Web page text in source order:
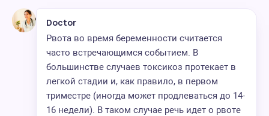
Doctor
Рвота во время беременности считается
часто встречающимся событием. В
большинстве случаев токсикоз протекает в
легкой стадии и, как правило, в первом
триместре (иногда может продлеваться до 14-
16 недели). В таком случае речь идет о рвоте